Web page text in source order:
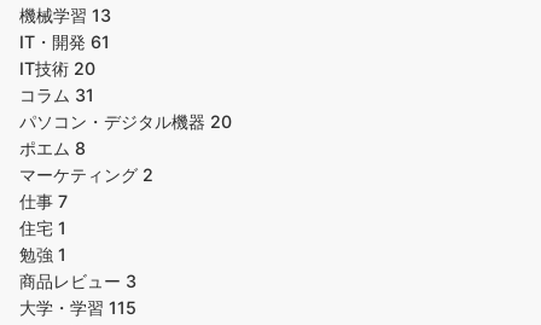
機械学習 13
IT・開発 61
IT技術 20
コラム 31
パソコン・デジタル機器 20
ポエム 8
マーケティング 2
仕事 7
住宅 1
勉強 1
商品レビュー 3
大学・学習 115